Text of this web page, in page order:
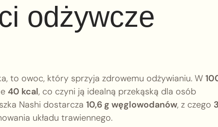
odżywcze
to owoc, który sprzyja zdrowemu odżywianiu. W
40 kcal, co czyni ją idealną przekąską dla osób
Nashi dostarcza 10,6 g węglowodanów, z czego
układu trawiennego.